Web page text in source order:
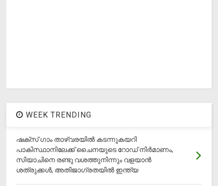
WEEK TRENDING
ഷക്സ് ​ഗാം താഴ്‌വരയിൽ കടന്നുകയറി
പാകിസ്ഥാനിലേക്ക് ചൈനയുടെ റോഡ് നിർമാണം,
സിയാചിനെ രണ്ടു വശത്തുനിന്നും വളയാൻ
ശത്രുക്കൾ, അതിജാ​ഗ്രതയിൽ ഇന്ത്യ